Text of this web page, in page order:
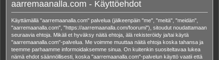
aarremaanalla.com - Käyttöehdot
Käyttämällä "aarremaanalla.com" palvelua (jälkeenpäin "me", "meitä", "meidän",
"aarremaanalla.com", "https://aarremaanalla.com/foorumi"), sitoudut noudattamaan
seuraavia ehtoja. Mikäli et hyväksy näitä ehtoja, älä rekisteröidy ja/tai käytä
"aarremaanalla.com"-palvelua. Me voimme muuttaa näitä ehtoja koska tahansa ja
teemme parhaamme informoidaksemme sinua. On kuitenkin suositeltavaa lukea
nämä ehdot säännöllisesti, koska "aarremaanalla.com"-palvelun käyttö vaatii että